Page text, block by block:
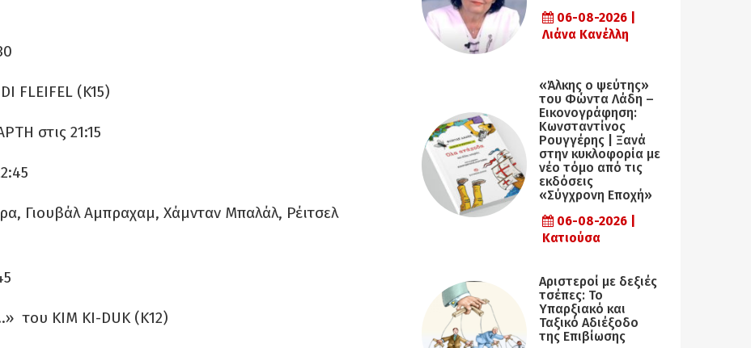
FLEIFEL (K15)
στις 21:15
Γιουβάλ Αμπραχαμ, Χάμνταν Μπαλάλ, Ρέιτσελ
του ΚΙΜ KI-DUK (Κ12)
06-08-2026 |
Λιάνα Κανέλλη
«Άλκης ο ψεύτης»
του Φώντα Λάδη –
Εικονογράφηση:
Κωνσταντίνος
Ρουγγέρης | Ξανά
στην κυκλοφορία με
νέο τόμο από τις
εκδόσεις
«Σύγχρονη Εποχή»
06-08-2026 |
Κατιούσα
Αριστεροί με δεξιές
τσέπες: Το
Υπαρξιακό και
Ταξικό Αδιέξοδο
της Επιβίωσης